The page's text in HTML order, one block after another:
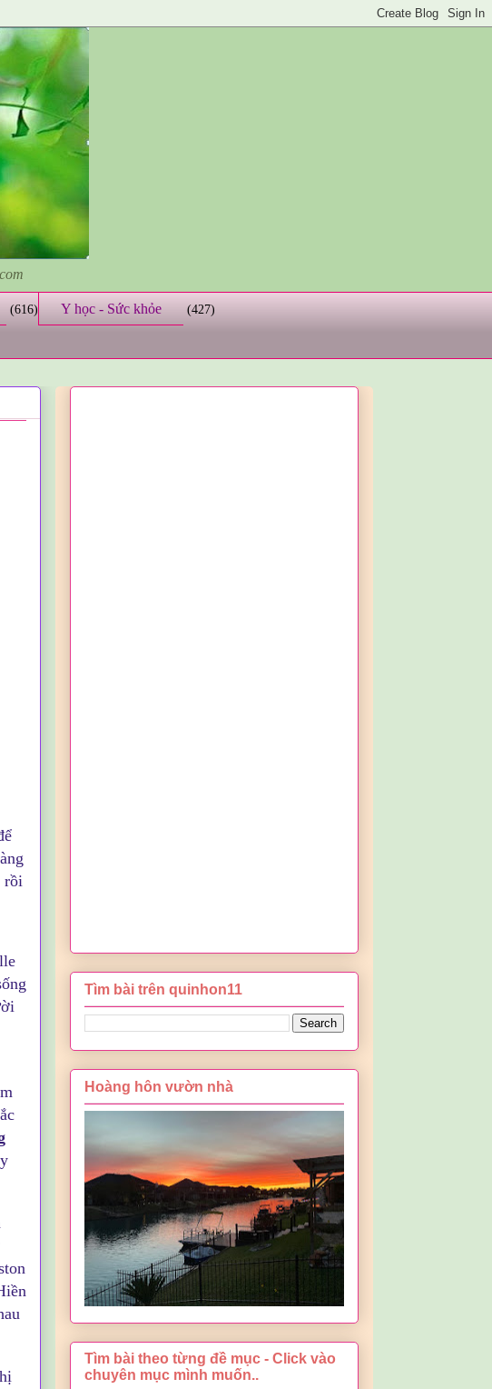
(616) Y học - Sức khỏe (427)
rồi
Tìm bài trên quinhon11
Hoàng hôn vườn nhà
Tìm bài theo từng đề mục - Click vào
chuyên mục mình muốn..